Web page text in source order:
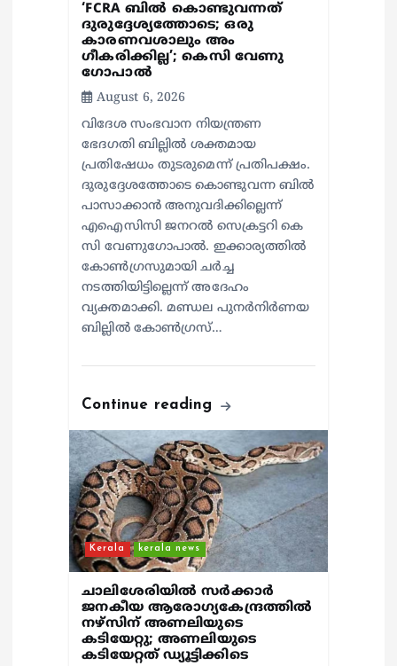
‘FCRA ബിൽ കൊണ്ടുവന്നത്
ദുരുദ്ദേശ്യത്തോടെ; ഒരു
കാരണവശാലും അം​
ഗീകരിക്കില്ല’; കെസി വേണു​
ഗോപാൽ
August 6, 2026
വിദേശ സംഭവാന നിയന്ത്രണ
ഭേദഗതി ബില്ലിൽ ശക്തമായ
പ്രതിഷേധം തുടരുമെന്ന് പ്രതിപക്ഷം.
ദുരുദ്ദേശത്തോടെ കൊണ്ടുവന്ന ബിൽ
പാസാക്കാൻ അനുവദിക്കില്ലെന്ന്
എഐസിസി ജനറൽ സെക്രട്ടറി കെ
സി വേണുഗോപാൽ. ഇക്കാര്യത്തിൽ
കോൺഗ്രസുമായി ചർച്ച
നടത്തിയിട്ടില്ലെന്ന് അദേഹം
വ്യക്തമാക്കി. മണ്ഡല പുനർനിർണയ
ബില്ലിൽ കോൺഗ്രസ്…
Continue reading
Kerala kerala news
ചാലിശേരിയില്‍ സര്‍ക്കാര്‍
ജനകീയ ആരോഗ്യകേന്ദ്രത്തില്‍
നഴ്സിന് അണലിയുടെ
കടിയേറ്റു; അണലിയുടെ
കടിയേറ്റത് ഡ്യൂട്ടിക്കിടെ